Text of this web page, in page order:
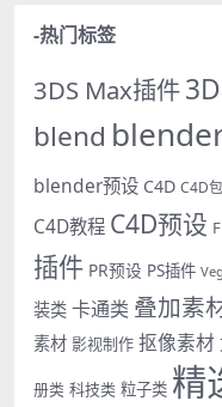
-热门标签
3DS Max插件
blend
blender预设 C4D C4D
C4D教程 C4D预设
插件 PR预设 PS插件
装类 卡通类 叠加素
素材 影视制作 抠像素材
册类 科技类 粒子类 精